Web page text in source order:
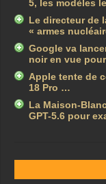
5, les modèles
Le directeur de
« armes
Google va
noir en vue
Apple tente de
18 Pro …
La Maison-
GPT-5.6 pour